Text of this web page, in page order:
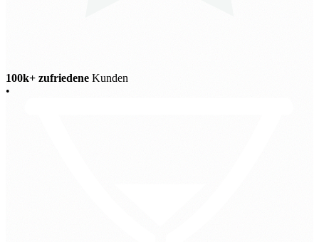
100k+ zufriedene Kunden
•